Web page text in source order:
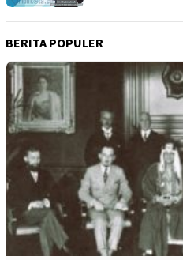
BERITA POPULER